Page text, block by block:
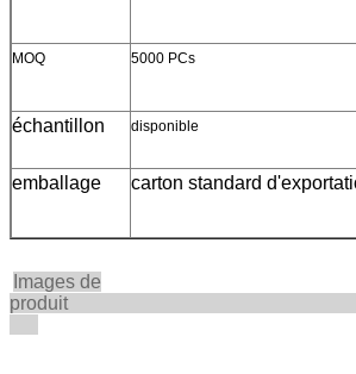
MOQ 5000 PCs
échantillon disponible
emballage carton standard
Images de